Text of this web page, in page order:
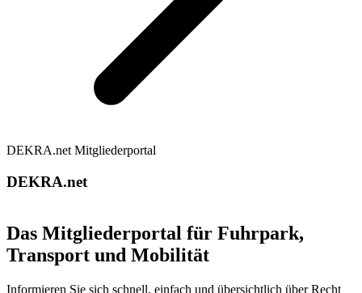
DEKRA.net Mitgliederportal
DEKRA.net
Das Mitgliederportal für Fuhrpark,
Transport und Mobilität
Informieren Sie sich schnell, einfach und übersichtlich über Recht